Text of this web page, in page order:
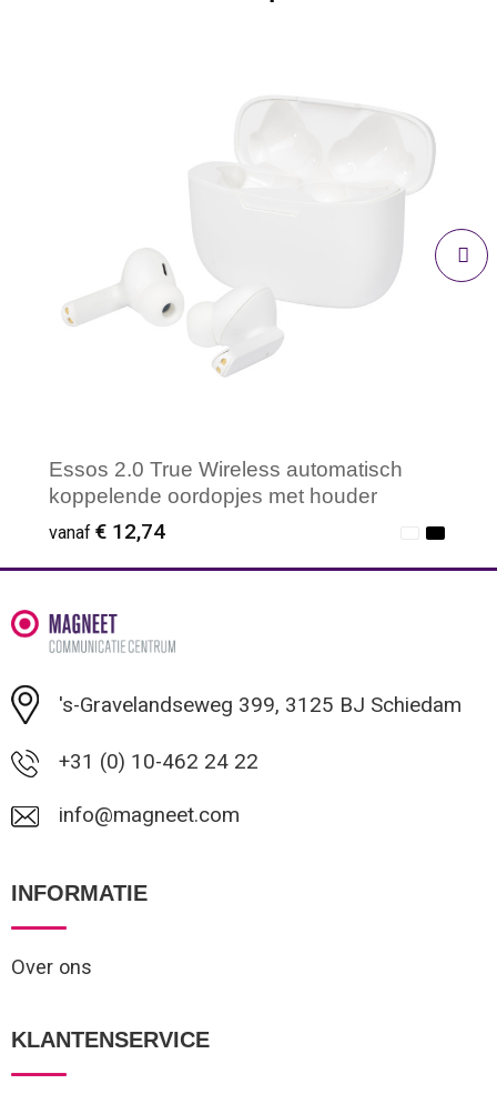
Essos 2.0 True Wireless automatisch
koppelende oordopjes met houder
vanaf € 12,74
Minimale afname: 1
's-Gravelandseweg 399, 3125 BJ Schiedam
+31 (0) 10-462 24 22
info@magneet.com
INFORMATIE
Over ons
KLANTENSERVICE